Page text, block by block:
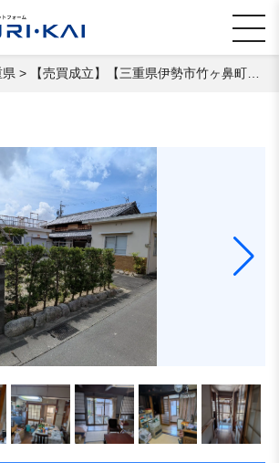
県 > 【売買成立】【三重県伊勢市⽵ヶ⿐町】 空き家